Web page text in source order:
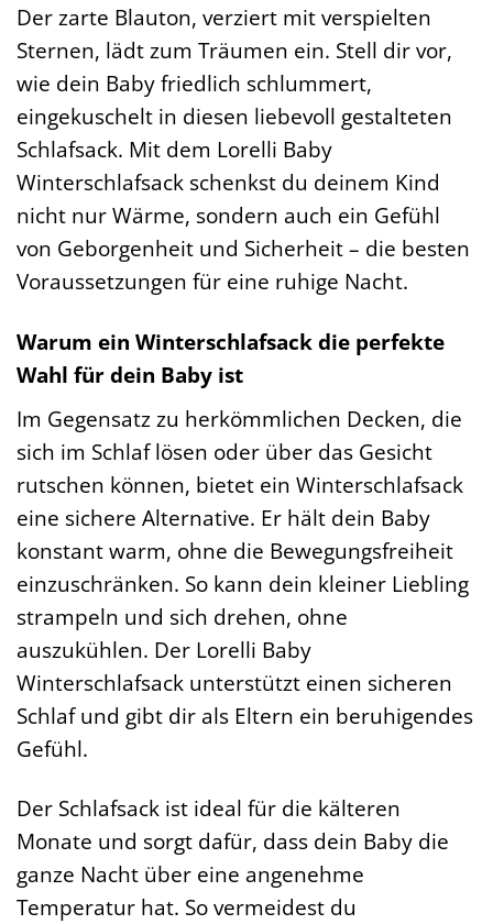
Der zarte Blauton, verziert mit verspielten
Sternen, lädt zum Träumen ein. Stell dir vor,
wie dein Baby friedlich schlummert,
eingekuschelt in diesen liebevoll gestalteten
Schlafsack. Mit dem Lorelli Baby
Winterschlafsack schenkst du deinem Kind
nicht nur Wärme, sondern auch ein Gefühl
von Geborgenheit und Sicherheit – die besten
Voraussetzungen für eine ruhige Nacht.
Warum ein Winterschlafsack die perfekte
Wahl für dein Baby ist
Im Gegensatz zu herkömmlichen Decken, die
sich im Schlaf lösen oder über das Gesicht
rutschen können, bietet ein Winterschlafsack
eine sichere Alternative. Er hält dein Baby
konstant warm, ohne die Bewegungsfreiheit
einzuschränken. So kann dein kleiner Liebling
strampeln und sich drehen, ohne
auszukühlen. Der Lorelli Baby
Winterschlafsack unterstützt einen sicheren
Schlaf und gibt dir als Eltern ein beruhigendes
Gefühl.
Der Schlafsack ist ideal für die kälteren
Monate und sorgt dafür, dass dein Baby die
ganze Nacht über eine angenehme
Temperatur hat. So vermeidest du